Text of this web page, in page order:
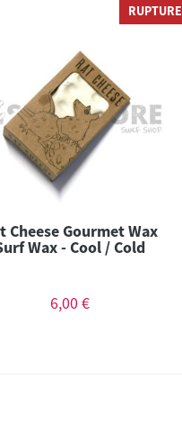
RUPTURE
Cheese Gourmet Wax
Wax - Cool / Cold
6,00 €